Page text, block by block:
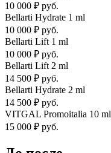
10 000 ₽ руб.
Bellarti Hydrate 1 ml
10 000 ₽ руб.
Bellarti Lift 1 ml
10 000 ₽ руб.
Bellarti Lift 2 ml
14 500 ₽ руб.
Bellarti Hydrate 2 ml
14 500 ₽ руб.
VITGAL Promoitalia 10 ml
15 000 ₽ руб.